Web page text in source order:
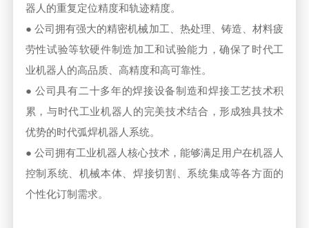
器人的重复定位精度和轨迹精度。
● 公司拥有强大的精密机械加工、热处理、铸造、材料疲
劳性试验等软硬件制造加工和试验能力，确保了时代工
业机器人的高品质、高精度和高可靠性。
● 公司具有二十多年的焊接设备制造和焊接工艺技术积
累，与时代工业机器人的完美技术结合，形成独具技术
优势的时代弧焊机器人系统。
● 公司拥有工业机器人核心技术，能够满足用户在机器人
控制系统、机械本体、焊接切割、系统集成等各方面的
个性化订制需求。